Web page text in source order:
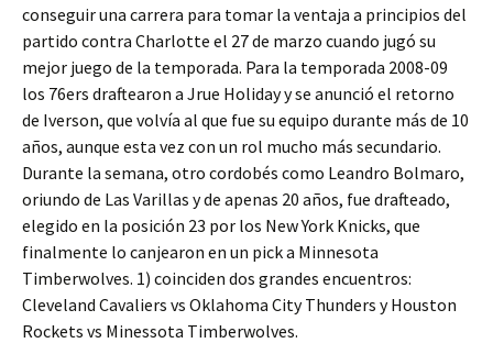
conseguir una carrera para tomar la ventaja a principios del
partido contra Charlotte el 27 de marzo cuando jugó su
mejor juego de la temporada. Para la temporada 2008-09
los 76ers draftearon a Jrue Holiday y se anunció el retorno
de Iverson, que volvía al que fue su equipo durante más de 10
años, aunque esta vez con un rol mucho más secundario.
Durante la semana, otro cordobés como Leandro Bolmaro,
oriundo de Las Varillas y de apenas 20 años, fue drafteado,
elegido en la posición 23 por los New York Knicks, que
finalmente lo canjearon en un pick a Minnesota
Timberwolves. 1) coinciden dos grandes encuentros:
Cleveland Cavaliers vs Oklahoma City Thunders y Houston
Rockets vs Minessota Timberwolves.